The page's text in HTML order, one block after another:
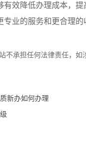
有效降低办理成本，
专业的服务和更合理的
不承担任何法律责任，如
新办如何办理